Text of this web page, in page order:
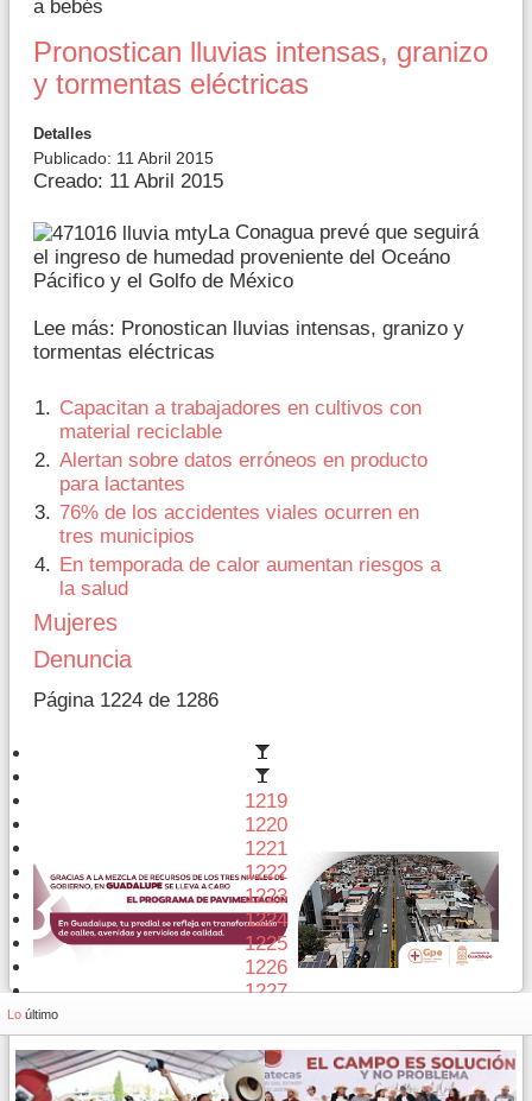
a bebés
Pronostican lluvias intensas, granizo
y tormentas eléctricas
Detalles
Publicado: 11 Abril 2015
Creado: 11 Abril 2015
La Conagua prevé que seguirá
el ingreso de humedad proveniente del Oceáno
Pácifico y el Golfo de México
Lee más: Pronostican lluvias intensas, granizo y
tormentas eléctricas
Capacitan a trabajadores en cultivos con
material reciclable
Alertan sobre datos erróneos en producto
para lactantes
76% de los accidentes viales ocurren en
tres municipios
En temporada de calor aumentan riesgos a
la salud
Mujeres
Denuncia
Página 1224 de 1286
1219
1220
1221
1222
1223
1224
1225
1226
1227
Lo último